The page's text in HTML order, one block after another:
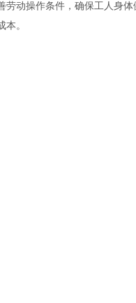
劳动操作条件，确保工人身体
。